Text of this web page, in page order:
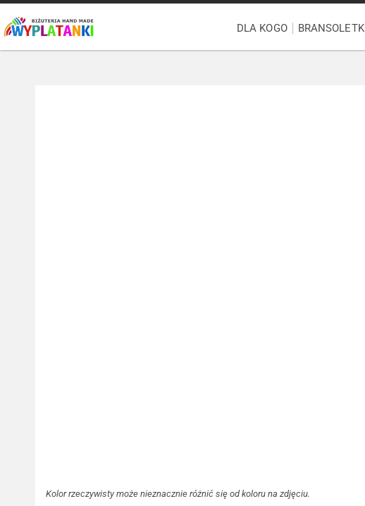
DLA KOGO BRANSOLETKI
Kolor rzeczywisty może nieznacznie różnić się od koloru na zdjęciu.